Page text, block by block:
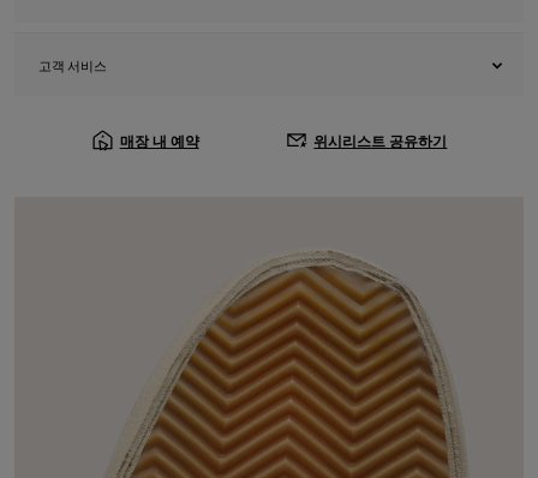
고객 서비스
매장 내 예약 위시리스트 공유하기